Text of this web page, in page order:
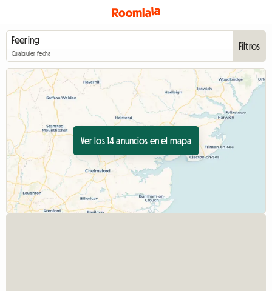
Cualquier fecha
Filtros
Ver los 14 anuncios en el mapa